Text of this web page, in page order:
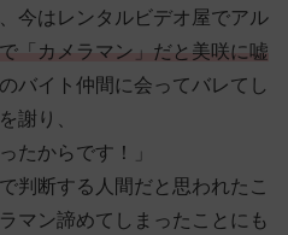
今はレンタルビデオ屋でアル
「カメラマン」だと美咲に嘘
バイト仲間に会ってバレてし
謝り、
たからです！」
判断する人間だと思われたこ
マン諦めてしまったことにも